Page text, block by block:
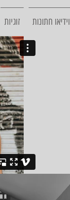
וידיאו חתונות זוגיות